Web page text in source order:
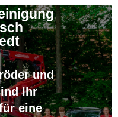
und
Ihr
eine